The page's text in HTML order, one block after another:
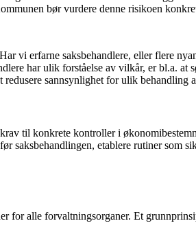
bør vurdere denne risikoen
vi erfarne saksbehandlere, eller flere
har ulik forståelse av vilkår, er bl.a.
sannsynlighet for ulik behandling
til konkrete kontroller i
saksbehandlingen, etablere rutiner som
for alle forvaltningsorganer. Et